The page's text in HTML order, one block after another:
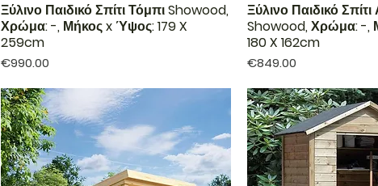
Ξύλινο Παιδικό Σπίτι Τόμπι Showood,
Χρώμα: -, Μήκος x Ύψος: 179 X
259cm
Price
€990.00
Ξύλινο Παιδικό Σπίτι
Showood, Χρώμα: -,
180 X 162cm
Price
€849.00